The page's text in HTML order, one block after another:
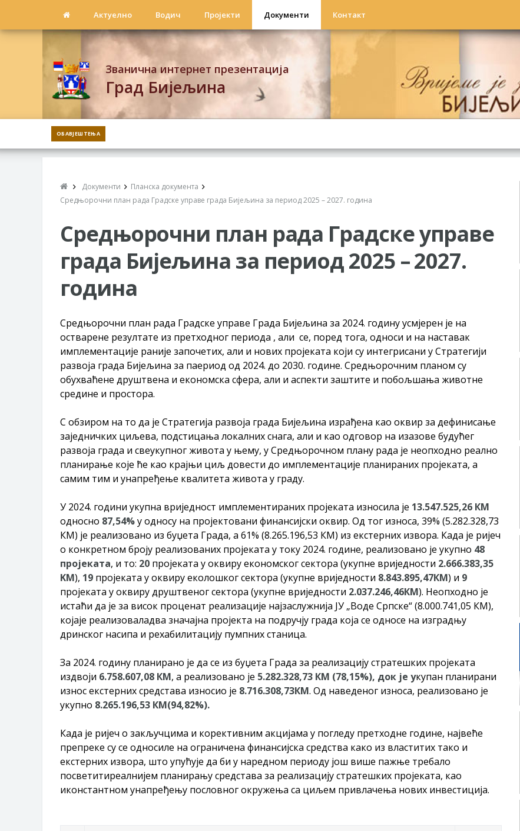
Актуелно Водич Пројекти Документи Контакт
Званична интернет презентација
Град Бијељина
ОБАВЈЕШТЕЊА
Документи
Планска документа
Средњорочни план рада Градске управе града Бијељина за период 2025 – 2027. година
Средњорочни план рада Градске управе
града Бијељина за период 2025 – 2027.
година
Средњорочни план рада Градске управе Града Бијељина за 2024. годину усмјерен је на
остварене резултате из претходног периода , али се, поред тога, односи и на наставак
имплементације раније започетих, али и нових пројеката који су интегрисани у Стратегији
развоја града Бијељина за паериод од 2024. до 2030. године. Средњорочним планом су
обухваћене друштвена и економска сфера, али и аспекти заштите и побољшања животне
средине и простора.
С обзиром на то да је Стратегија развоја града Бијељина израђена као оквир за дефинисање
заједничких циљева, подстицања локалних снага, али и као одговор на изазове будућег
развоја града и свеукупног живота у њему, у Средњорочном плану рада је неопходно реално
планирање које ће као крајњи циљ довести до имплементације планираних пројеката, а
самим тим и унапређење квалитета живота у граду.
У 2024. години укупна вриједност имплементираних пројеката износила је 13.547.525,26 КМ
односно 87,54%у односу на пројектовани финансијски оквир. Од тог износа, 39% (5.282.328,73
КМ) је реализовано из буџета Града, а 61% (8.265.196,53 КМ) из екстерних извора. Када је ријеч
о конкретном броју реализованих пројеката у току 2024. године, реализовано је укупно 48
пројеката, и то: 20 пројеката у оквиру економског сектора (укупне вриједности 2.666.383,35
KM), 19 пројеката у оквиру еколошког сектора (укупне вриједности 8.843.895,47КМ) и 9
пројекатa у оквиру друштвеног сектора (укупне вриједности 2.037.246,46КМ). Неопходно је
истаћи да je за висок проценат реализације најзаслужнијa ЈУ „Воде Српске“ (8.000.741,05 КМ),
којaje реализовалaдва значајна пројекта на подручју града која се односе на изградњу
дринског насипа и рехабилитацију пумпних станица.
За 2024. годину планирано је да се из буџета Града за реализацију стратешких пројеката
издвоји 6.758.607,08 КМ, а реализовано је 5.282.328,73 КМ (78,15%), док је укупан планирани
износ екстерних средстава износио је 8.716.308,73КМ. Од наведеног износа, реализовано је
укупно 8.265.196,53 КМ(94,82%).
Када је ријеч о закључцима и корективним акцијама у погледу претходне године, највеће
препреке су се односиле на ограничена финансијска средства како из властитих тако и
екстерних извора, што упућује да би у наредном периоду још више пажње требало
посветитиреалнијем планирању средстава за реализацију стратешких пројеката, као
иконстантном унапређењу пословног окружења са циљем привлачења нових инвестиција.